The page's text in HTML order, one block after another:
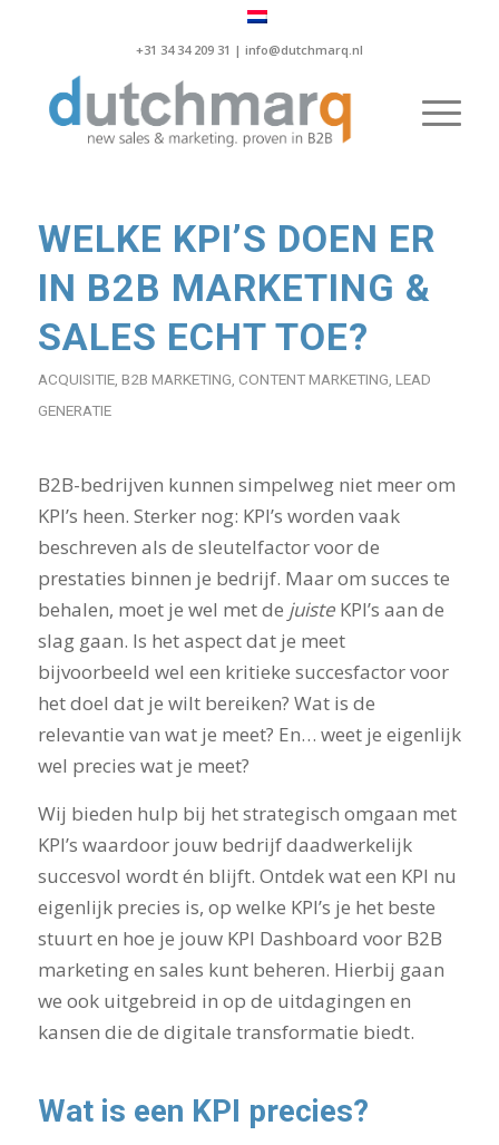
+31 34 34 209 31 | info@dutchmarq.nl
WELKE KPI’S DOEN ER
IN B2B MARKETING &
SALES ECHT TOE?
ACQUISITIE, B2B MARKETING CONTENT MARKETING LEAD
GENERATIE
B2B-bedrijven kunnen simpelweg niet meer om
KPI’s heen. Sterker nog: KPI’s worden vaak
beschreven als de sleutelfactor voor de
prestaties binnen je bedrijf. Maar om succes te
behalen, moet je wel met de juisteKPI’s aan de
slag gaan. Is het aspect dat je meet
bijvoorbeeld wel een kritieke succesfactor voor
het doel dat je wilt bereiken? Wat is de
relevantie van wat je meet? En… weet je eigenlijk
wel precies wat je meet?
Wij bieden hulp bij het strategisch omgaan met
KPI’s waardoor jouw bedrijf daadwerkelijk
succesvol wordt én blijft. Ontdek wat een KPI nu
eigenlijk precies is, op welke KPI’s je het beste
stuurt en hoe je jouw KPI Dashboard voor B2B
marketing en sales kunt beheren. Hierbij gaan
we ook uitgebreid in op de uitdagingen en
kansen die de digitale transformatie biedt.
Wat is een KPI precies?